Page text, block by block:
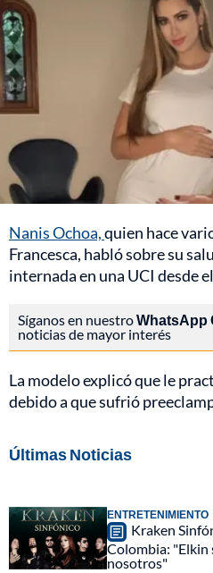
Nanis Ochoa,quien hace
Francesca, habló sobre su
internada en una UCI desde
Síganos en nuestroWhatsApp
noticias de mayor interés
La modelo explicó que le
debido a que sufrió
Últimas Noticias
ENTRETENIMIENTO
Kraken
Colombia: "Elkin
nosotros"